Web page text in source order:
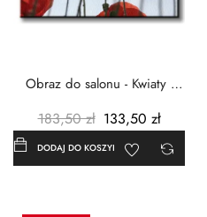
Obraz do salonu - Kwiaty -
183,50 zł 133,50 zł
DODAJ DO KOSZYKA